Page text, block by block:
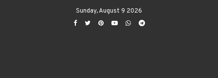
Sunday, August 9 2026